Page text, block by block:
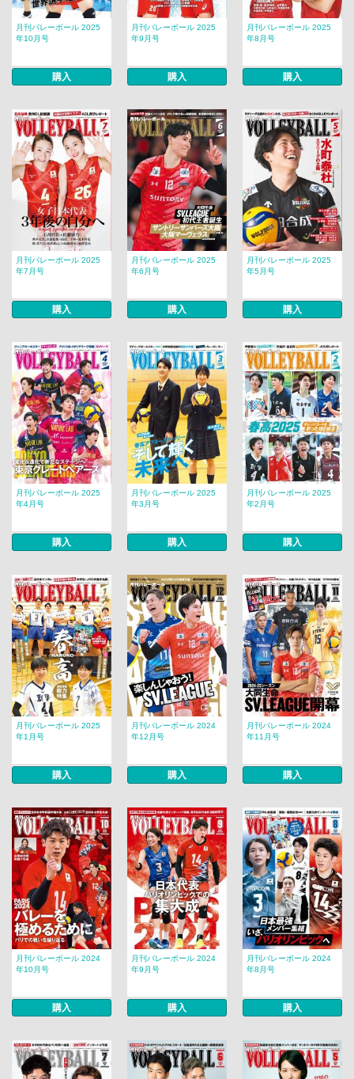
月刊バレーボール 2025
年10月号
購入
月刊バレーボール 2025
年9月号
購入
月刊バレーボール 2025
年8月号
購入
月刊バレーボール 2025
年7月号
購入
月刊バレーボール 2025
年6月号
購入
月刊バレーボール 2025
年5月号
購入
月刊バレーボール 2025
年4月号
購入
月刊バレーボール 2025
年3月号
購入
月刊バレーボール 2025
年2月号
購入
月刊バレーボール 2025
年1月号
購入
月刊バレーボール 2024
年12月号
購入
月刊バレーボール 2024
年11月号
購入
月刊バレーボール 2024
年10月号
購入
月刊バレーボール 2024
年9月号
購入
月刊バレーボール 2024
年8月号
購入